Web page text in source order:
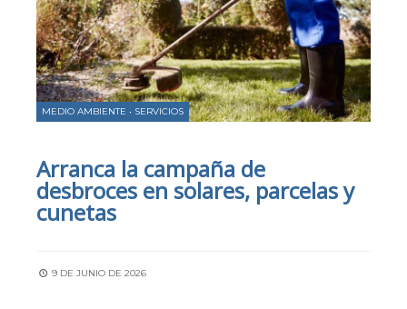
MEDIO AMBIENTE • SERVICIOS
Arranca la campaña de
desbroces en solares, parcelas y
cunetas
9 DE JUNIO DE 2026